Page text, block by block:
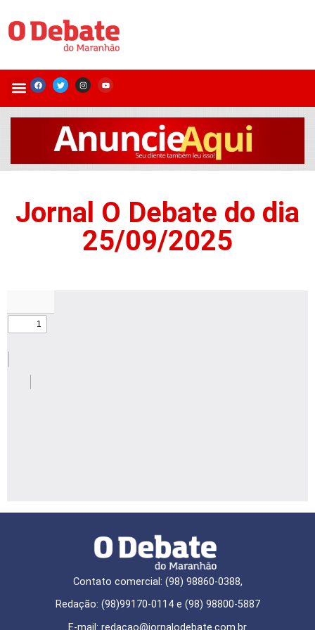
Jornal O Debate do dia
25/09/2025
Contato comercial: (98) 98860-0388,
Redação: (98)99170-0114 e (98) 98800-5887
E-mail: redaçao@jornalodebate.com.br